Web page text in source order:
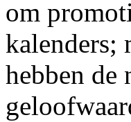
om
kalenders;
hebben de